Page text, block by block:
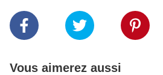
Vous aimerez aussi